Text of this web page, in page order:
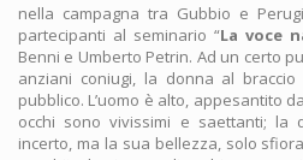
nella campagna tra Gubbio e
partecipanti al seminario “La voce
Benni e Umberto Petrin. Ad un certo
anziani coniugi, la donna al
pubblico. L’uomo è alto, appesantito
occhi sono vivissimi e saettanti;
incerto, ma la sua bellezza, solo